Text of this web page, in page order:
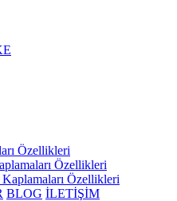
Özellikleri
Özellikleri
Özellikleri
BLOG İLETİŞİM